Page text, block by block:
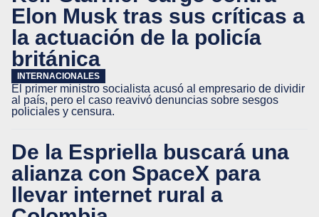
Elon Musk tras sus críticas a
la actuación de la policía
británica
INTERNACIONALES
El primer ministro socialista acusó al empresario de dividir
al país, pero el caso reavivó denuncias sobre sesgos
policiales y censura.
De la Espriella buscará una
alianza con SpaceX para
llevar internet rural a